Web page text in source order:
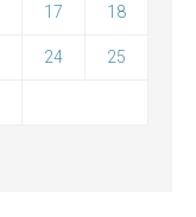
17 18
24 25